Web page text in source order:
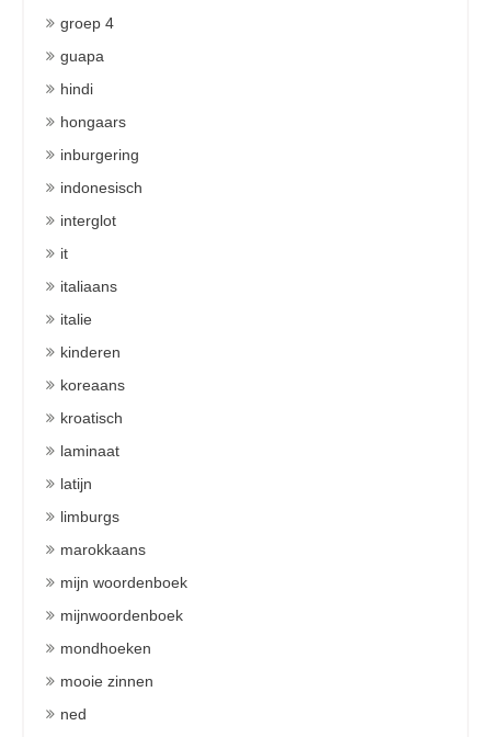
groep 4
guapa
hindi
hongaars
inburgering
indonesisch
interglot
it
italiaans
italie
kinderen
koreaans
kroatisch
laminaat
latijn
limburgs
marokkaans
mijn woordenboek
mijnwoordenboek
mondhoeken
mooie zinnen
ned